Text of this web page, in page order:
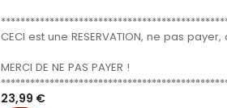
CECI est une RESERVATION, ne pas
MERCI DE NE PAS PAYER !
23,99 €